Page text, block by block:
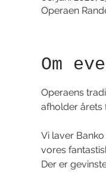
Operaen
Om
Operaens
afholder årets
Vi laver
vores
Der er